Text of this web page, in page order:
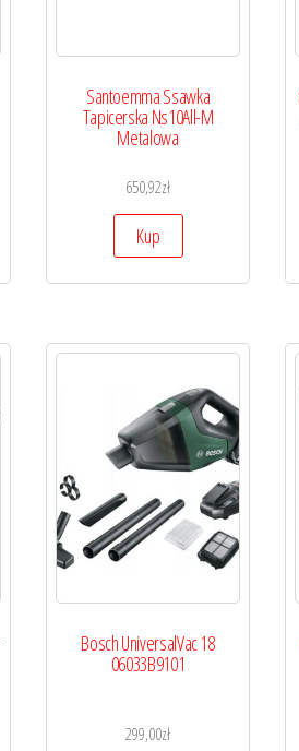
Santoemma Ssawka
Tapicerska Ns10All-M
Metalowa
650,92zł
Kup
Bosch UniversalVac 18
06033B9101
299,00zł